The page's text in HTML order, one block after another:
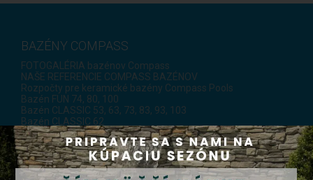
BAZÉNY COMPASS
FOTOGALÉRIA bazénov Compass
NAŠE REFERENCIE COMPASS BAZÉNOV
Rozpočty pre keramické bazény Compass Pools
Bazén FUN 74, 80, 100
Bazén CLASSIC 53, 63, 73, 83, 93, 103
Bazén CLASSIC 62
Bazén BRILIANT 66, 74
Bazén XL-BRILIANT 88
Bazén LIDO 100, 120, 100 ROLO, 120 ROLO
Bazén LIDO GRAND 100, 120, 100 ROLO, 120 ROLO
Bazén AQUA NOVA 53, 77, 84